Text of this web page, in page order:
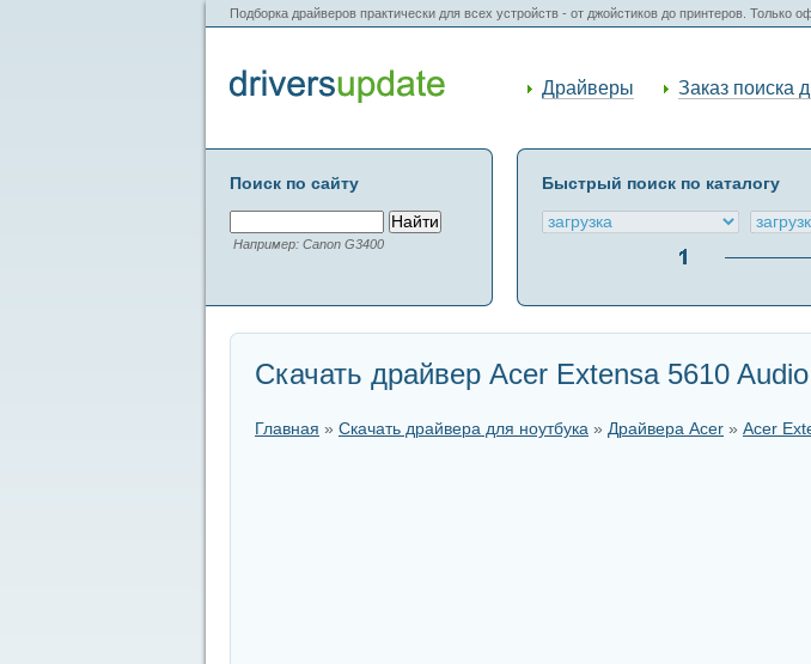
Подборка драйверов практически для всех устройств - от джойстиков до принтеров.
Драйверы Заказ поиска
Поиск по сайту
Например: Canon G3400
Быстрый поиск по каталогу
Скачать драйвер Acer Extensa 5610
Главная » Скачать драйвера для ноутбука » Драйвера Acer » Acer